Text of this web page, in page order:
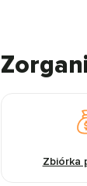
Zbiórka